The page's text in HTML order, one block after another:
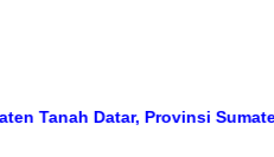
Datar, Provinsi Sumatera Barat